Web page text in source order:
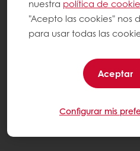
nuestra política de
"Acepto las cookies" nos
para usar todas las
Aceptar
Configurar mis